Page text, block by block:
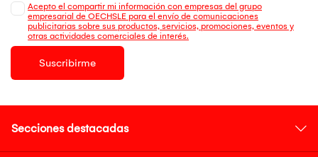
Acepto el compartir mi información con empresas del grupo
empresarial de OECHSLE para el envío de comunicaciones
publicitarias sobre sus productos, servicios, promociones, eventos y
otras actividades comerciales de interés.
Suscribirme
Secciones destacadas